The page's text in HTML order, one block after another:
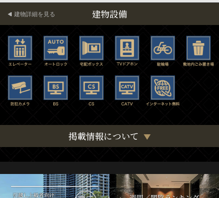
建物設備
建物詳細を見る
掲載情報について